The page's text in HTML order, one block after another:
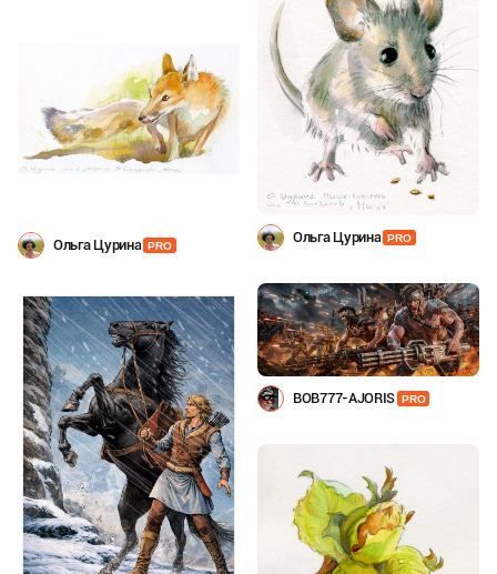
Ольга Цурина PRO
Ольга Цурина PRO
BOB777-AJORIS PRO